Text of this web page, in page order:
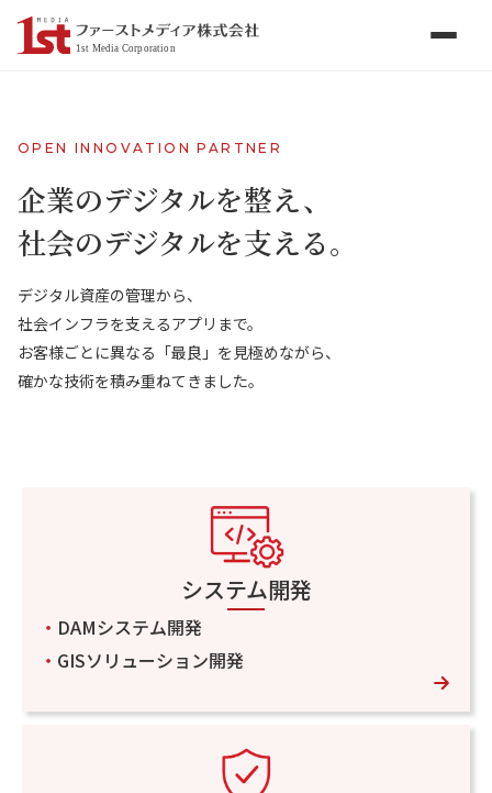
1st Media Corporation
トップページ
事業案内 ▶
会社情報
採用情報
OPEN INNOVATION PARTNER
企業のデジタルを整え、
社会のデジタルを支える。
デジタル資産の管理から、
社会インフラを支えるアプリまで。
お客様ごとに異なる「最良」を見極めながら、
確かな技術を積み重ねてきました。
システム開発
・ DAMシステム開発
・ GISソリューション開発